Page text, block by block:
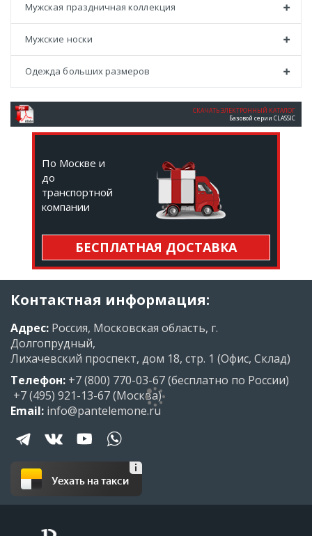
Мужская праздничная коллекция
Мужские носки
Одежда больших размеров
СКАЧАТЬ ЭЛЕКТРОННЫЙ КАТАЛОГ
Базовой серии CLASSIC
По Москве и
до
транспортной
компании
БЕСПЛАТНАЯ ДОСТАВКА
Контактная информация:
Адрес: Россия, Московская область, г.
Долгопрудный,
Лихачевский проспект, дом 18, стр. 1 (Офис, Склад)
Телефон: +7 (800) 770-03-67(бесплатно по России)
+7 (495) 921-13-67(Москва)
Email: info@pantelemone.ru
Уехать на такси